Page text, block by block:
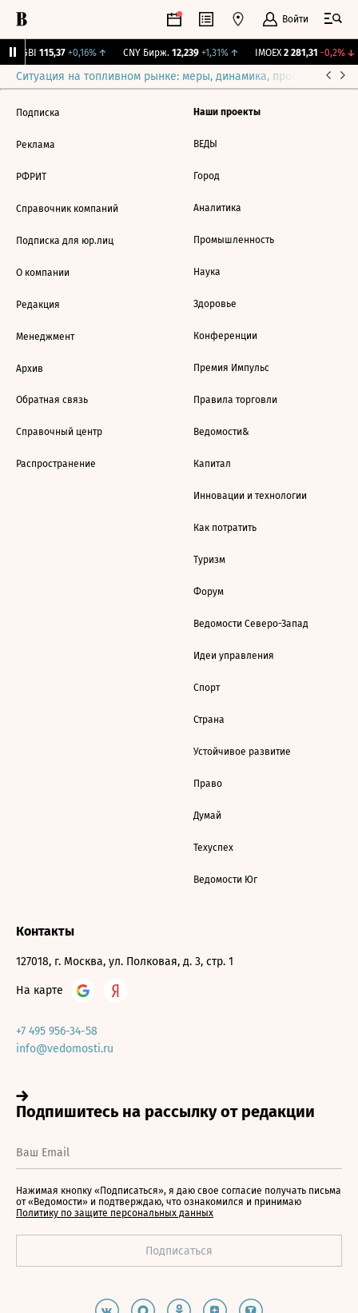
Войти
RGBI 115,37 +0,16%↑ CNY Бирж. 12,239 +1,31%↑ IMOEX 2 281,31 -0,2%↓
Ситуация на топливном рынке: меры, динамика, прогнозы
Подписка
Реклама
РФРИТ
Справочник компаний
Подписка для юр.лиц
О компании
Редакция
Менеджмент
Архив
Обратная связь
Справочный центр
Распространение
Наши проекты
ВЕДЫ
Город
Аналитика
Промышленность
Наука
Здоровье
Конференции
Премия Импульс
Правила торговли
Ведомости&
Капитал
Инновации и технологии
Как потратить
Туризм
Форум
Ведомости Северо-Запад
Идеи управления
Спорт
Страна
Устойчивое развитие
Право
Думай
Техуспех
Ведомости Юг
Контакты
127018, г. Москва, ул. Полковая, д. 3, стр. 1
На карте
+7 495 956-34-58
info@vedomosti.ru
Нажимая кнопку «Подписаться», я даю свое согласие получать письма
от «Ведомости» и подтверждаю, что ознакомился и принимаю
Политику по защите персональных данных